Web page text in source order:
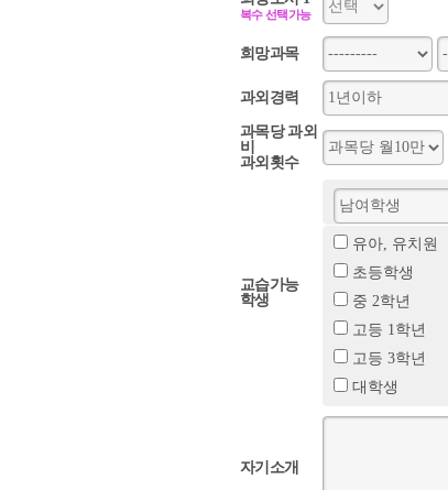
복수 선택가능
희망과목
과외경력
과목당 과외
비
과외횟수
교습가능
학생
유아, 유치원
초등학생
중 2학년
고등 1학년
고등 3학년
대학생
자기소개